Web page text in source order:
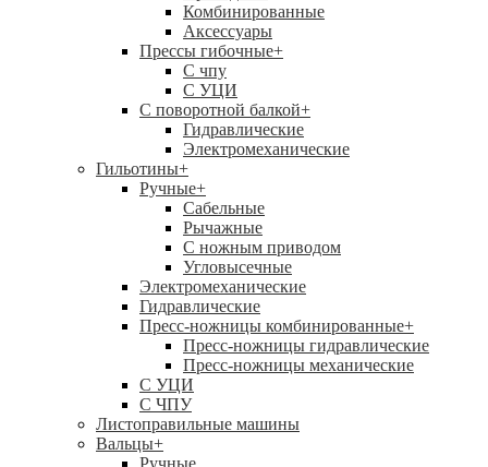
Комбинированные
Аксессуары
Прессы гибочные+
C чпу
С УЦИ
С поворотной балкой+
Гидравлические
Электромеханические
Гильотины+
Ручные+
Сабельные
Рычажные
С ножным приводом
Угловысечные
Электромеханические
Гидравлические
Пресс-ножницы комбинированные+
Пресс-ножницы гидравлические
Пресс-ножницы механические
С УЦИ
С ЧПУ
Листоправильные машины
Вальцы+
Ручные